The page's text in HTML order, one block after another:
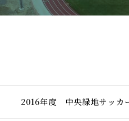
2016年度 中央緑地サッカ